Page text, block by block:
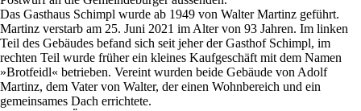
Das Gasthaus Schimpl wurde ab 1949 von Walter Martinz geführt.
Martinz verstarb am 25. Juni 2021 im Alter von 93 Jahren. Im linken
Teil des Gebäudes befand sich seit jeher der Gasthof Schimpl, im
rechten Teil wurde früher ein kleines Kaufgeschäft mit dem Namen
»Brotfeidl« betrieben. Vereint wurden beide Gebäude von Adolf
Martinz, dem Vater von Walter, der einen Wohnbereich und ein
gemeinsames Dach errichtete.